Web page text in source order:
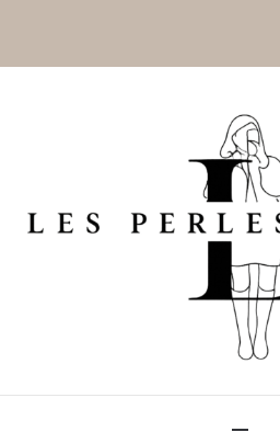
Les perles de Léa